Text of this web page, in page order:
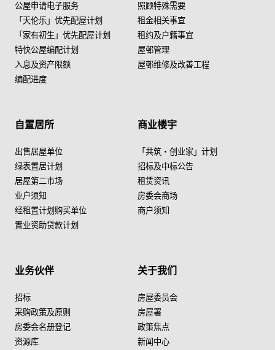
公屋申请电子服务
「天伦乐」优先配屋计划
「家有初生」优先配屋计划
特快公屋编配计划
入息及资产限额
编配进度
照顾特殊需要
租金相关事宜
租约及户籍事宜
屋邨管理
屋邨维修及改善工程
自置居所
出售居屋单位
绿表置居计划
居屋第二市场
业户须知
经租置计划购买单位
置业资助贷款计划
商业楼宇
「共筑・创业家」计划
招标及中标公告
租赁资讯
房委会商场
商户须知
业务伙伴
招标
采购政策及原则
房委会名册登记
资源库
关于我们
房屋委员会
房屋署
政策焦点
新闻中心